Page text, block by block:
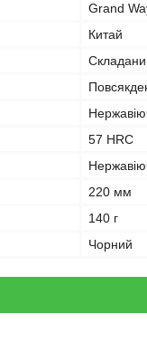
Grand
Китай
57 HRC
220 мм
140 г
Чорний